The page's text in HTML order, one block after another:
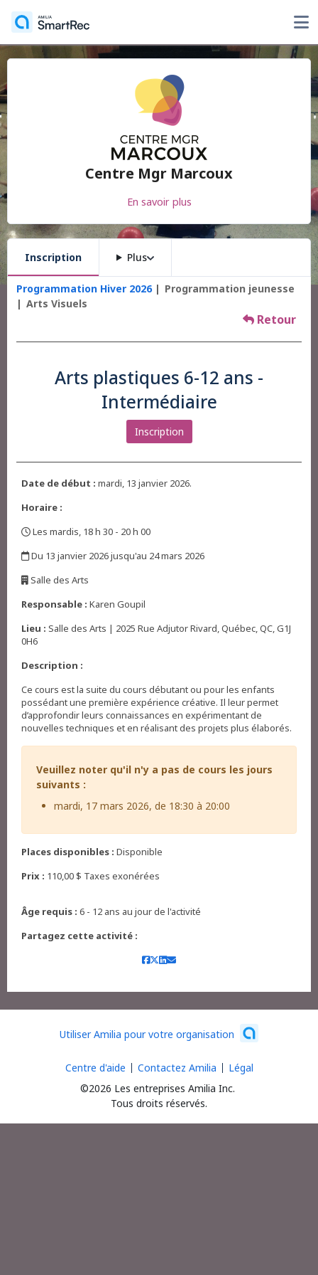
Centre Mgr Marcoux
En savoir plus
Inscription Plus
Programmation Hiver 2026
Programmation jeunesse
Arts Visuels
Retour
Arts plastiques 6-12 ans -
Intermédiaire
Inscription
Date de début : mardi, 13 janvier 2026.
Horaire :
Les mardis, 18 h 30 - 20 h 00
Du 13 janvier 2026 jusqu'au 24 mars 2026
Salle des Arts
Responsable : Karen Goupil
Lieu : Salle des Arts | 2025 Rue Adjutor Rivard, Québec, QC, G1J
0H6
Description :
Ce cours est la suite du cours débutant ou pour les enfants
possédant une première expérience créative. Il leur permet
d’approfondir leurs connaissances en expérimentant de
nouvelles techniques et en réalisant des projets plus élaborés.
Veuillez noter qu'il n'y a pas de cours les jours
suivants :
mardi, 17 mars 2026, de 18:30 à 20:00
Places disponibles : Disponible
Prix : 110,00 $ Taxes exonérées
Âge requis : 6 - 12 ans au jour de l'activité
Partagez cette activité :
Utiliser Amilia pour votre organisation
©2026 Les entreprises Amilia Inc.
Tous droits réservés.
Centre d'aide Contactez Amilia Légal